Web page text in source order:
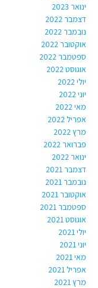
ינואר 2023
דצמבר 2022
נובמבר 2022
אוקטובר 2022
ספטמבר 2022
אוגוסט 2022
יולי 2022
יוני 2022
מאי 2022
אפריל 2022
מרץ 2022
פברואר 2022
ינואר 2022
דצמבר 2021
נובמבר 2021
אוקטובר 2021
ספטמבר 2021
אוגוסט 2021
יולי 2021
יוני 2021
מאי 2021
אפריל 2021
מרץ 2021